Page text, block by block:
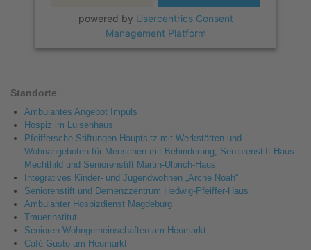
powered by Usercentrics Consent
Management Platform
Standorte
Ambulantes Angebot Impuls
Hospiz im Luisenhaus
Pfeiffersche Stiftungen Hauptsitz mit Werkstätten und
Wohnangeboten für Menschen mit Behinderung, Seniorenstift Haus
Mechthild und Seniorenstift Martin-Ulbrich-Haus
Integratives Kinder- und Jugendwohnen „Arche Noah“
Seniorenstift und Demenzzentrum Hedwig-Pfeiffer-Haus
Ambulanter Hospizdienst Magdeburg
Trauerinstitut
Senioren-Wohngemeinschaften am Heumarkt
Café Gusto am Heumarkt